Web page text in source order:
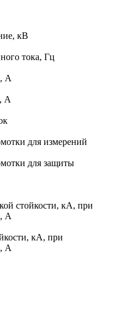
кВ
тока, Гц
А
А
для измерений
для защиты
стойкости, кА, при
А
кА, при
А